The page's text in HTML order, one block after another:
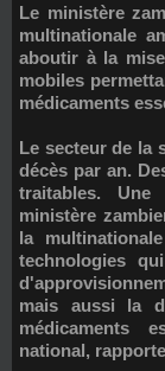
Le ministère zambien de la Santé vient de signer avec la
multinationale
aboutir à la
mobiles
médicaments
Le secteur de la
décès par an.
traitables.
ministère
la
technologies
mais aussi la
médicaments
national,